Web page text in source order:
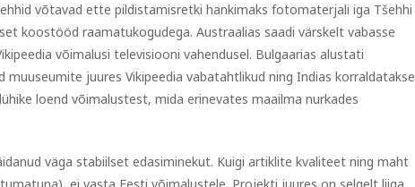
võtavad ette pildistamisretki hankimaks fotomaterjali iga Tšehhi
koostööd raamatukogudega. Austraalias saadi värskelt vabasse
võimalusi televisiooni vahendusel. Bulgaarias alustati
juures Vikipeedia vabatahtlikud ning Indias korraldatakse
loend võimalustest, mida erinevates maailma nurkades
väga stabiilset edasiminekut. Kuigi artiklite kvaliteet ning maht